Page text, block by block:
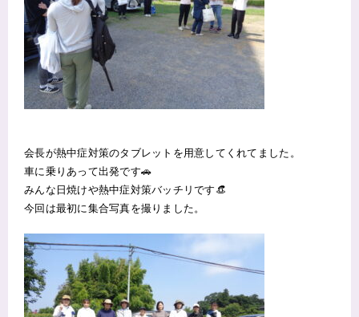
会長が熱中症対策のタブレットを用意してくれてました。
車に乗りあって出発です🚗
みんな日焼けや熱中症対策バッチリです👒
今回は最初に集合写真を撮りました。